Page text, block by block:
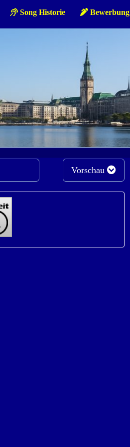
Song Historie Bewerbung
Vorschau